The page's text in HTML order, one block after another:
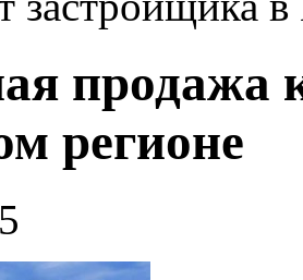
продажа
регионе